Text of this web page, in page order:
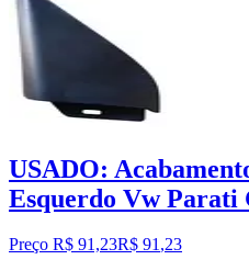
USADO:
Esquerdo Vw Parati
Preço R$ 91,23R$ 91,23